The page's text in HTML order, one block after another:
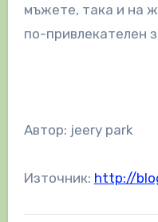
мъжете, така и на
по-привлекателен
Автор: jeery park
Източник: http://